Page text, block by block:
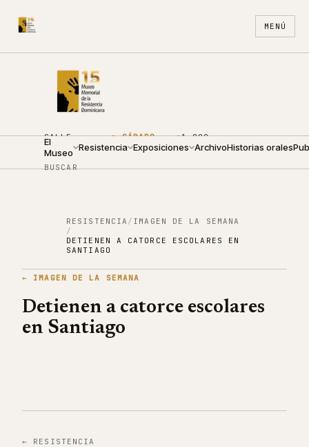
MENÚ
CALLE
ARZOBISPO
NOUEL 210
●SÁBADO ·
10:00 —
+1 809
688
ES EN
El
Museo Resistencia Exposiciones ArchivoHistorias orales
BUSCAR
RESISTENCIA / IMAGEN DE LA SEMANA
/
DETIENEN A CATORCE ESCOLARES EN
SANTIAGO
← IMAGEN DE LA SEMANA
Detienen a catorce escolares
en Santiago
← RESISTENCIA